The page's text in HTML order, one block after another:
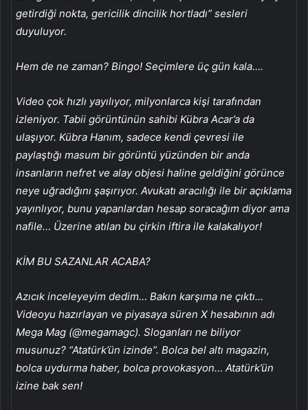
getirdiği nokta, gericilik dincilik hortladı” sesleri
duyuluyor.
Hem de ne zaman? Bingo! Seçimlere üç gün kala….
Video çok hızlı yayılıyor, milyonlarca kişi tarafından
izleniyor. Tabii görüntünün sahibi Kübra Acar’a da
ulaşıyor. Kübra Hanım, sadece kendi çevresi ile
paylaştığı masum bir görüntü yüzünden bir anda
insanların nefret ve alay objesi haline geldiğini görünce
neye uğradığını şaşırıyor. Avukatı aracılığı ile bir açıklama
yayınlıyor, bunu yapanlardan hesap soracağım diyor ama
nafile… Üzerine atılan bu çirkin iftira ile kalakalıyor!
KİM BU SAZANLAR ACABA?
Azıcık inceleyeyim dedim… Bakın karşıma ne çıktı…
Videoyu hazırlayan ve piyasaya süren X hesabının adı
Mega Mag (@megamagc). Sloganları ne biliyor
musunuz? “Atatürk’ün izinde”. Bolca bel altı magazin,
bolca uydurma haber, bolca provokasyon… Atatürk’ün
izine bak sen!